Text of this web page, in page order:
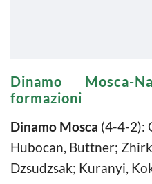
Dinamo Mosca-
formazioni
Dinamo Mosca (4-4-2):
Hubocan, Buttner;
Dzsudzsak; Kuranyi,